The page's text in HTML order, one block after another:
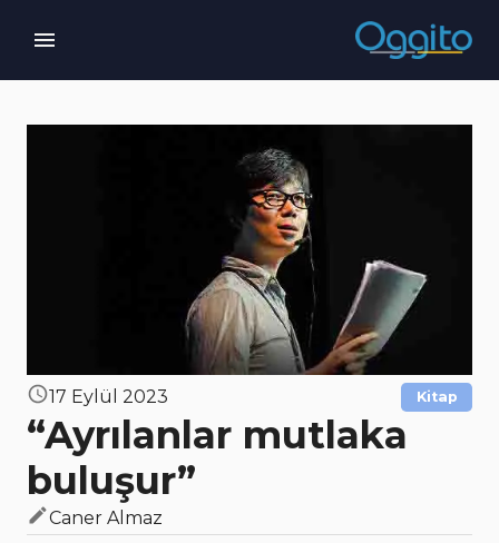
17 Eylül 2023 Kitap
“Ayrılanlar mutlaka
buluşur”
Caner Almaz